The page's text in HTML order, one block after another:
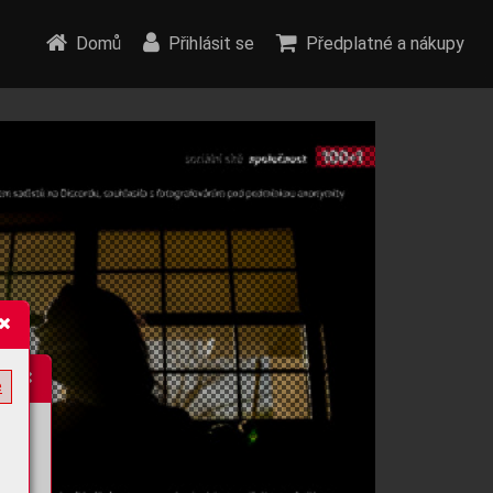
Domů Přihlásit se Předplatné a nákupy